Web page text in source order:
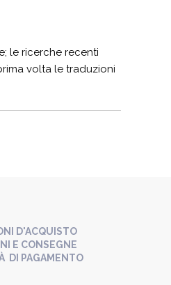
le ricerche recenti
volta le traduzioni
D'ACQUISTO
E CONSEGNE
DI PAGAMENTO